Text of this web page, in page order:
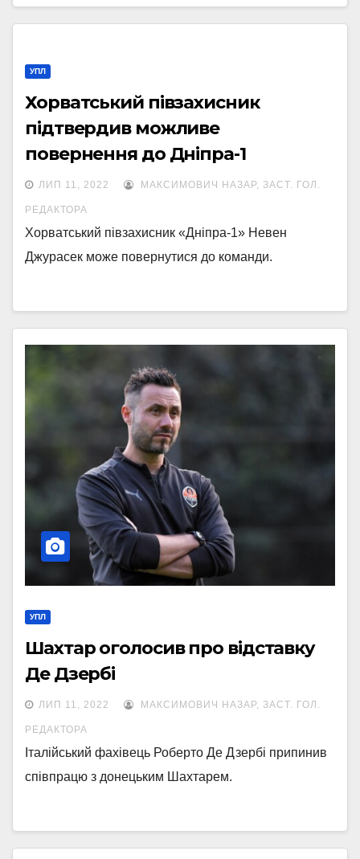
УПЛ
Хорватський півзахисник
підтвердив можливе
повернення до Дніпра-1
ЛИП 11, 2022 МАКСИМОВИЧ НАЗАР, ЗАСТ. ГОЛ.
РЕДАКТОРА
Хорватський півзахисник «Дніпра-1» Невен
Джурасек може повернутися до команди.
УПЛ
Шахтар оголосив про відставку
Де Дзербі
ЛИП 11, 2022 МАКСИМОВИЧ НАЗАР, ЗАСТ. ГОЛ.
РЕДАКТОРА
Італійський фахівець Роберто Де Дзербі припинив
співпрацю з донецьким Шахтарем.